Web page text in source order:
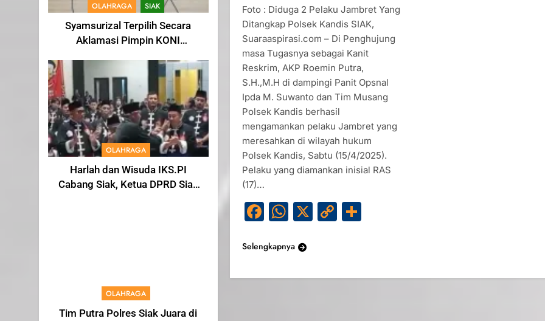
OLAHRAGA SIAK
Syamsurizal Terpilih Secara
Aklamasi Pimpin KONI
OLAHRAGA
Harlah dan Wisuda IKS.PI
Cabang Siak, Ketua DPRD Siak
OLAHRAGA
Tim Putra Polres Siak Juara di
Foto : Diduga 2 Pelaku Jambret Yang
Ditangkap Polsek Kandis SIAK,
Suaraaspirasi.com – Di Penghujung
masa Tugasnya sebagai Kanit
Reskrim, AKP Roemin Putra,
S.H.,M.H di dampingi Panit Opsnal
Ipda M. Suwanto dan Tim Musang
Polsek Kandis berhasil
mengamankan pelaku Jambret yang
meresahkan di wilayah hukum
Polsek Kandis, Sabtu (15/4/2025).
Pelaku yang diamankan inisial RAS
(17)…
Facebook
WhatsApp
X CopyShare
Selengkapnya